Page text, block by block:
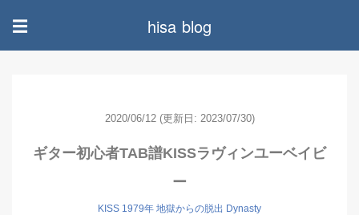
☰ hisa blog
2020/06/12 (更新日: 2023/07/30)
ギター初心者TAB譜KISSラヴィンユーベイビ
ー
KISS 1979年 地獄からの脱出 Dynasty